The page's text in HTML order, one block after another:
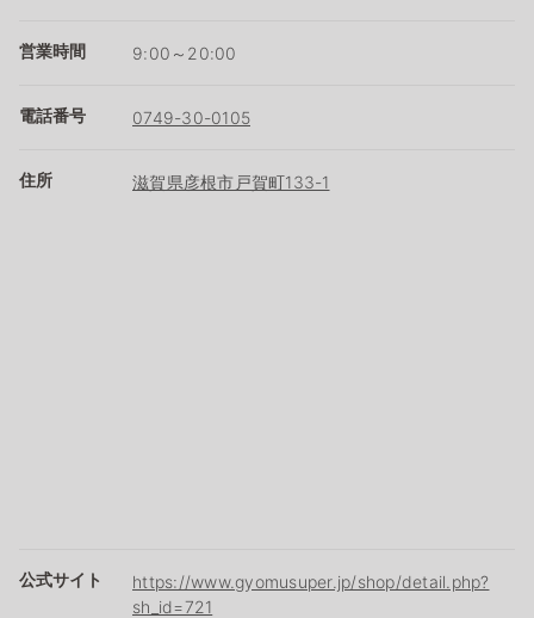
営業時間 9:00～20:00
電話番号 0749-30-0105
住所 滋賀県彦根市戸賀町133-1
公式サイト
https://www.gyomusuper.jp/shop/detail.php?
sh_id=721